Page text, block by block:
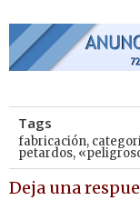
Tags
fabricación,
petardos,
Deja una